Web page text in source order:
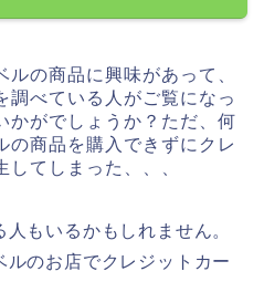
の商品に興味があって、
調べている人がご覧になっ
かがでしょうか？ただ、何
の商品を購入できずにクレ
てしまった、、、
もいるかもしれません。
のお店でクレジットカー